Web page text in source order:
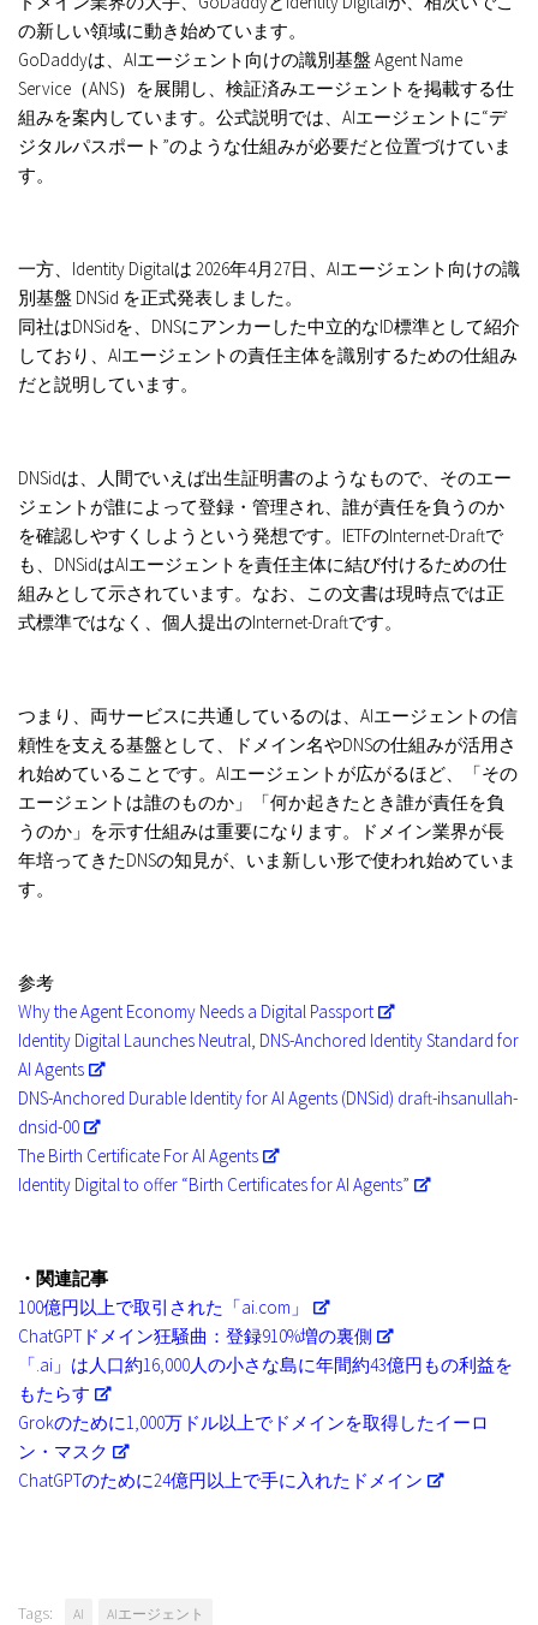
の新しい領域に動き始めています。
GoDaddyは、AIエージェント向けの識別基盤 Agent Name
Service（ANS）を展開し、検証済みエージェントを掲載する仕
組みを案内しています。公式説明では、AIエージェントに“デ
ジタルパスポート”のような仕組みが必要だと位置づけていま
す。
一方、Identity Digitalは 2026年4月27日、AIエージェント向けの識
別基盤 DNSid を正式発表しました。
同社はDNSidを、DNSにアンカーした中立的なID標準として紹介
しており、AIエージェントの責任主体を識別するための仕組み
だと説明しています。
DNSidは、人間でいえば出生証明書のようなもので、そのエー
ジェントが誰によって登録・管理され、誰が責任を負うのか
を確認しやすくしようという発想です。IETFのInternet-Draftで
も、DNSidはAIエージェントを責任主体に結び付けるための仕
組みとして示されています。なお、この文書は現時点では正
式標準ではなく、個人提出のInternet-Draftです。
つまり、両サービスに共通しているのは、AIエージェントの信
頼性を支える基盤として、ドメイン名やDNSの仕組みが活用さ
れ始めていることです。AIエージェントが広がるほど、「その
エージェントは誰のものか」「何か起きたとき誰が責任を負
うのか」を示す仕組みは重要になります。ドメイン業界が長
年培ってきたDNSの知見が、いま新しい形で使われ始めていま
す。
参考
Why the Agent Economy Needs a Digital Passport
Identity Digital Launches Neutral, DNS-Anchored Identity Standard for
AI Agents
DNS-Anchored Durable Identity for AI Agents (DNSid) draft-ihsanullah-
dnsid-00
The Birth Certificate For AI Agents
Identity Digital to offer “Birth Certificates for AI Agents”
・関連記事
100億円以上で取引された「ai.com」
ChatGPTドメイン狂騒曲：登録910%増の裏側
「.ai」は人口約16,000人の小さな島に年間約43億円もの利益を
もたらす
Grokのために1,000万ドル以上でドメインを取得したイーロ
ン・マスク
ChatGPTのために24億円以上で手に入れたドメイン
Tags: AI AIエージェント